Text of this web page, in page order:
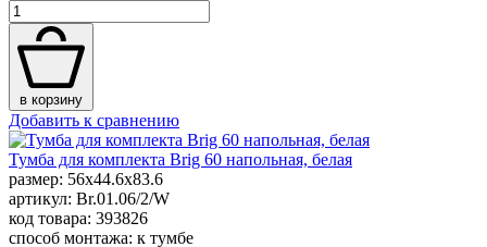
в корзину
Добавить к сравнению
Тумба для комплекта Brig 60 напольная, белая
размер: 56x44.6x83.6
артикул: Br.01.06/2/W
код товара: 393826
способ монтажа: к тумбе